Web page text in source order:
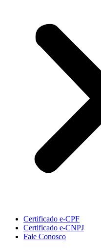
Certificado e-CPF
Certificado e-CNPJ
Fale Conosco